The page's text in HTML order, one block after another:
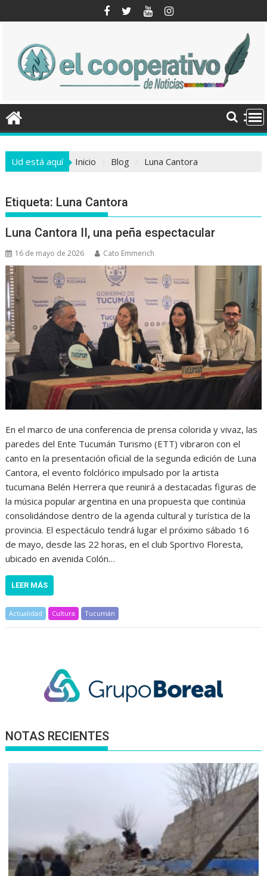
al
Ud está aquí Inicio Blog Luna Cantora
Etiqueta: Luna Cantora
Luna Cantora II, una peña espectacular
16 de mayo de 2026 Cato Emmerich
En el marco de una conferencia de prensa colorida y vivaz, las
paredes del Ente Tucumán Turismo (ETT) vibraron con el
canto en la presentación oficial de la segunda edición de Luna
Cantora, el evento folclórico impulsado por la artista
tucumana Belén Herrera que reunirá a destacadas figuras de
la música popular argentina en una propuesta que continúa
consolidándose dentro de la agenda cultural y turística de la
provincia. El espectáculo tendrá lugar el próximo sábado 16
de mayo, desde las 22 horas, en el club Sportivo Floresta,
ubicado en avenida Colón…
LEER MÁS
Actualidad Cultura Tucumán
NOTAS RECIENTES